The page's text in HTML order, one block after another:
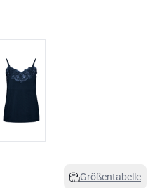
Größentabelle